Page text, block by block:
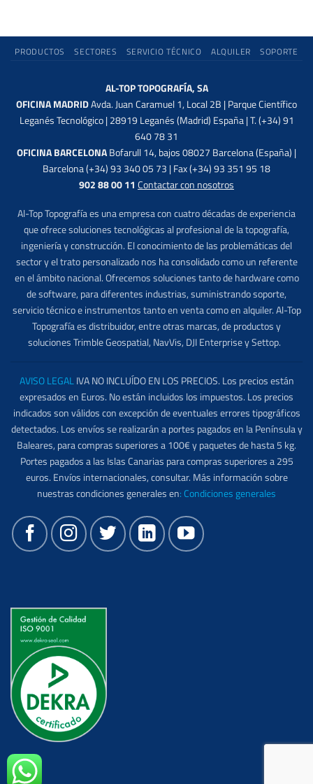
PRODUCTOS SECTORES SERVICIO TÉCNICO ALQUILER SOPORTE
AL-TOP TOPOGRAFÍA, SA
OFICINA MADRIDAvda. Juan Caramuel 1, Local 2B | Parque Científico
Leganés Tecnológico | 28919 Leganés (Madrid) España | T. (+34) 91
640 78 31
OFICINA BARCELONABofarull 14, bajos 08027 Barcelona (España) |
Barcelona (+34) 93 340 05 73 | Fax (+34) 93 351 95 18
902 88 00 11 Contactar con nosotros
Al-Top Topografía es una empresa con cuatro décadas de experiencia
que ofrece soluciones tecnológicas al profesional de la topografía,
ingeniería y construcción. El conocimiento de las problemáticas del
sector y el trato personalizado nos ha consolidado como un referente
en el ámbito nacional. Ofrecemos soluciones tanto de hardware como
de software, para diferentes industrias, suministrando soporte,
servicio técnico e instrumentos tanto en venta como en alquiler. Al-Top
Topografía es distribuidor, entre otras marcas, de productos y
soluciones Trimble Geospatial, NavVis, DJI Enterprise y Settop.
AVISO LEGALIVA NO INCLUÍDO EN LOS PRECIOS. Los precios están
expresados en Euros. No están incluidos los impuestos. Los precios
indicados son válidos con excepción de eventuales errores tipográficos
detectados. Los envíos se realizarán a portes pagados en la Península y
Baleares, para compras superiores a 100€ y paquetes de hasta 5 kg.
Portes pagados a las Islas Canarias para compras superiores a 295
euros. Envíos internacionales, consultar. Más información sobre
nuestras condiciones generales en: Condiciones generales